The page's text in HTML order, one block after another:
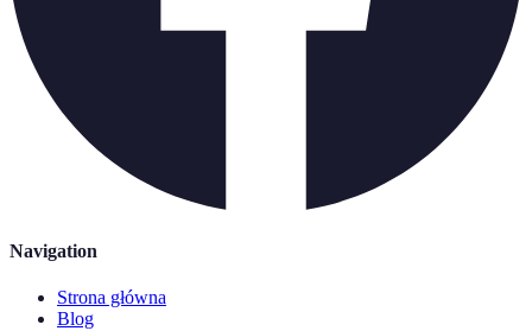
Navigation
Strona główna
Blog